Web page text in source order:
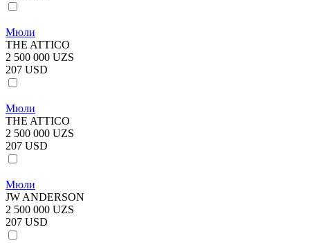
Мюли
THE ATTICO
2 500 000 UZS
207 USD
Мюли
THE ATTICO
2 500 000 UZS
207 USD
Мюли
JW ANDERSON
2 500 000 UZS
207 USD